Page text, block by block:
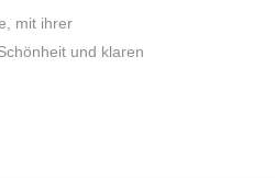
mit ihrer
und klaren